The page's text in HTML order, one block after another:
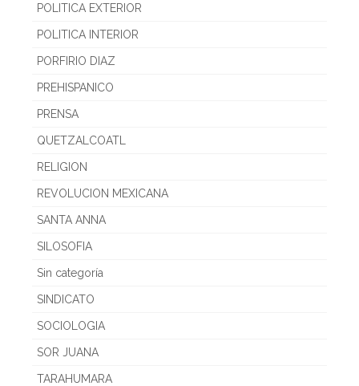
POLITICA EXTERIOR
POLITICA INTERIOR
PORFIRIO DIAZ
PREHISPANICO
PRENSA
QUETZALCOATL
RELIGION
REVOLUCION MEXICANA
SANTA ANNA
SILOSOFIA
Sin categoría
SINDICATO
SOCIOLOGIA
SOR JUANA
TARAHUMARA